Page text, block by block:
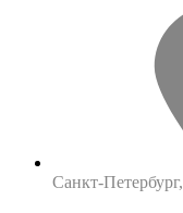
Санкт-